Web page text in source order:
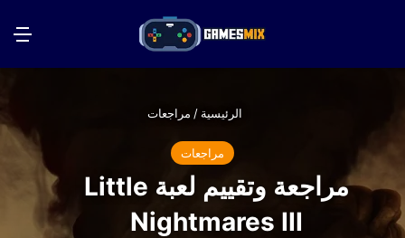
الرئيسية / مراجعات
مراجعات
مراجعة وتقييم لعبة Little
Nightmares III